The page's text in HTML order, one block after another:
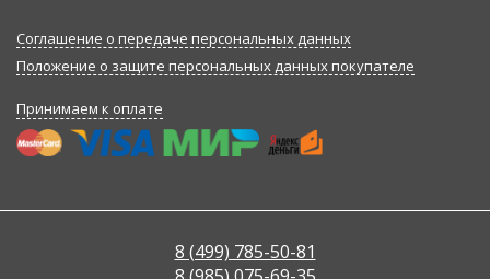
Соглашение о передаче персональных данных
Положение о защите персональных данных покупателе
Принимаем к оплате
8 (499) 785-50-81